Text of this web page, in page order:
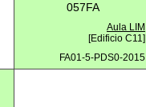
057FA
Aula LIM
[Edificio C11]
FA01-5-PDS0-2015